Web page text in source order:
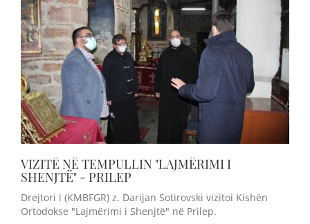
VIZITË NË TEMPULLIN "LAJMËRIMI I
SHENJTË" - PRILEP
Drejtori i (KMBFGR) z. Darijan Sotirovski vizitoi Kishën
Ortodokse "Lajmërimi i Shenjtë" në Prilep.